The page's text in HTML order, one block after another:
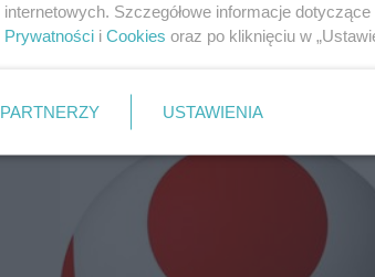
internetowych. Szczegółowe informacje
Prywatności i Cookies oraz po kliknięciu w
PARTNERZY USTAWIENIA